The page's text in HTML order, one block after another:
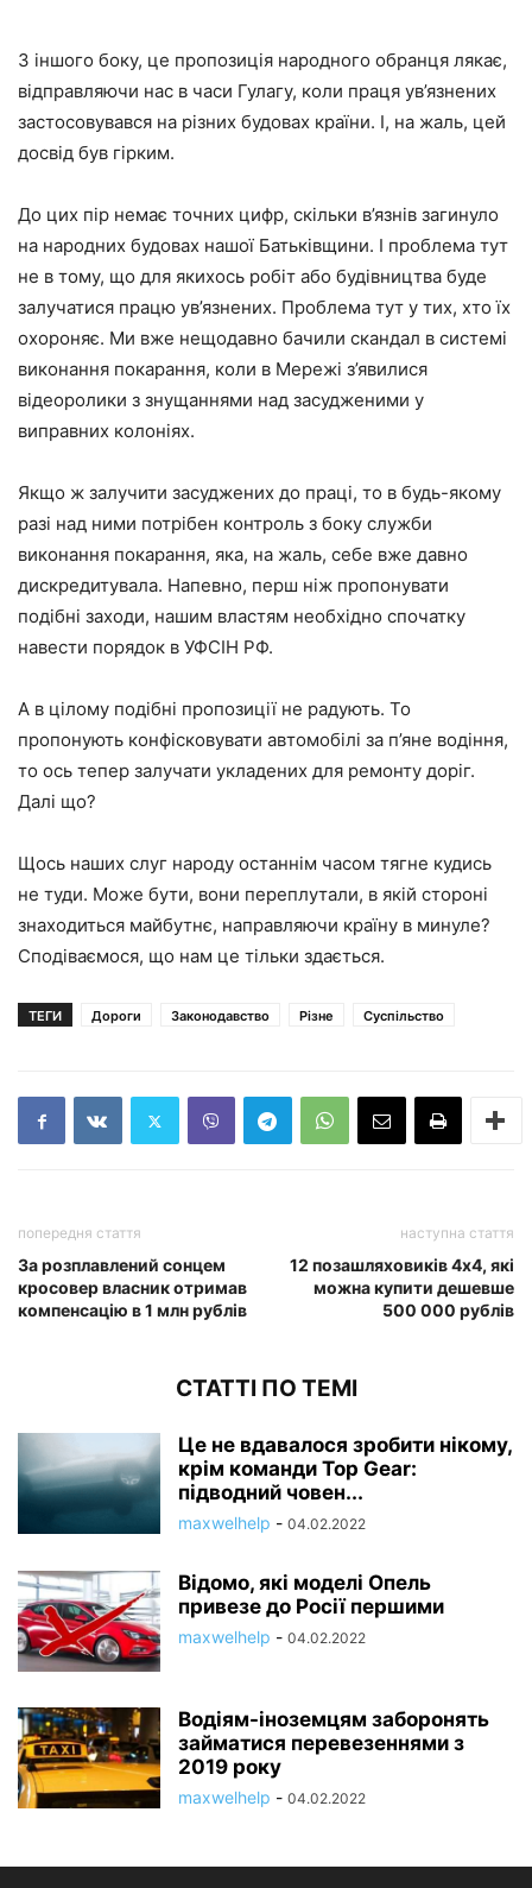
З іншого боку, це пропозиція народного обранця лякає,
відправляючи нас в часи Гулагу, коли праця ув’язнених
застосовувався на різних будовах країни. І, на жаль, цей
досвід був гірким.
До цих пір немає точних цифр, скільки в’язнів загинуло
на народних будовах нашої Батьківщини. І проблема тут
не в тому, що для якихось робіт або будівництва буде
залучатися працю ув’язнених. Проблема тут у тих, хто їх
охороняє. Ми вже нещодавно бачили скандал в системі
виконання покарання, коли в Мережі з’явилися
відеоролики з знущаннями над засудженими у
виправних колоніях.
Якщо ж залучити засуджених до праці, то в будь-якому
разі над ними потрібен контроль з боку служби
виконання покарання, яка, на жаль, себе вже давно
дискредитувала. Напевно, перш ніж пропонувати
подібні заходи, нашим властям необхідно спочатку
навести порядок в УФСІН РФ.
А в цілому подібні пропозиції не радують. То
пропонують конфісковувати автомобілі за п’яне водіння,
то ось тепер залучати укладених для ремонту доріг.
Далі що?
Щось наших слуг народу останнім часом тягне кудись
не туди. Може бути, вони переплутали, в якій стороні
знаходиться майбутнє, направляючи країну в минуле?
Сподіваємося, що нам це тільки здається.
ТЕГИ Дороги Законодавство Різне Суспільство
попередня стаття
За розплавлений сонцем
кросовер власник отримав
компенсацію в 1 млн рублів
наступна стаття
12 позашляховиків 4х4, які
можна купити дешевше
500 000 рублів
СТАТТІ ПО ТЕМІ
Це не вдавалося зробити нікому,
крім команди Top Gear:
підводний човен...
maxwelhelp - 04.02.2022
Відомо, які моделі Опель
привезе до Росії першими
maxwelhelp - 04.02.2022
Водіям-іноземцям заборонять
займатися перевезеннями з
2019 року
maxwelhelp - 04.02.2022